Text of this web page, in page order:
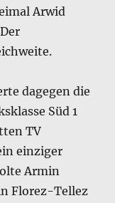
Arwid
dagegen die
Süd 1
TV
einziger
Armin
Florez-Tellez